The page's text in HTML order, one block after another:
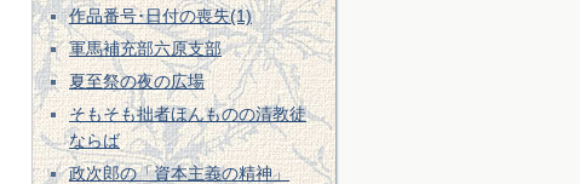
作品番号･日付の喪失(1)
軍馬補充部六原支部
夏至祭の夜の広場
そもそも拙者ほんものの清教徒
ならば
政次郎の「資本主義の精神」